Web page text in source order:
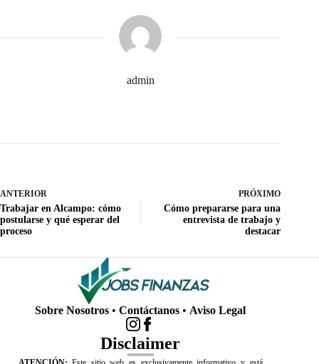
admin
ANTERIOR
Trabajar en Alcampo: cómo
postularse y qué esperar del
proceso
PRÓXIMO
Cómo prepararse para una
entrevista de trabajo y
destacar
Sobre Nosotros • Contáctanos • Aviso Legal
Disclaimer